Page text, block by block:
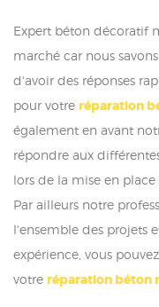
Expert béton décoratif
marché car nous
d'avoir des réponses
pour votre réparation
également en avant
répondre aux
lors de la mise en
Par ailleurs notre
l'ensemble des projets
expérience, vous
votre réparation béton